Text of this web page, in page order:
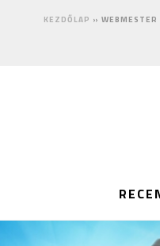
KEZDŐLAP »